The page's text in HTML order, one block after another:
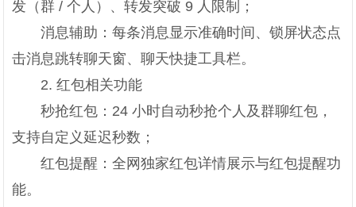
发（群 / 个人）、转发突破 9 人限制；
消息辅助：每条消息显示准确时间、锁屏状态点
击消息跳转聊天窗、聊天快捷工具栏。
2. 红包相关功能
秒抢红包：24 小时自动秒抢个人及群聊红包，
支持自定义延迟秒数；
红包提醒：全网独家红包详情展示与红包提醒功
能。